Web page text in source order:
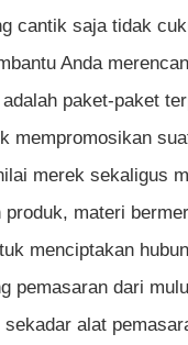
cantik saja tidak
Anda
paket-paket
mempromosikan
merek sekaligus
produk, materi
menciptakan
pemasaran dari
sekadar alat